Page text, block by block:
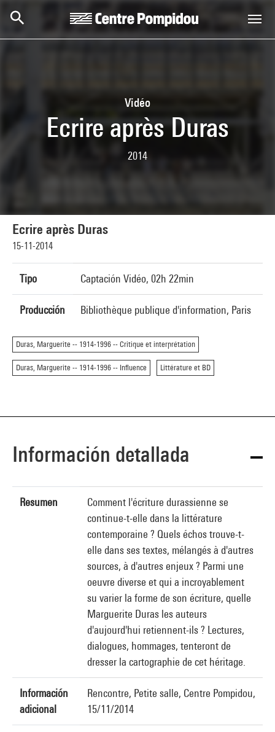
Vidéo
Ecrire après Duras
2014
Ecrire après Duras
15-11-2014
Tipo Captación Vidéo, 02h 22min
Producción Bibliothèque publique d'information, Paris
Duras, Marguerite -- 1914-1996 -- Critique et interprétation
Duras, Marguerite -- 1914-1996 -- Influence Littérature et BD
Información detallada
Resumen
Comment l'écriture durassienne se
continue-t-elle dans la littérature
contemporaine ? Quels échos trouve-t-
elle dans ses textes, mélangés à d'autres
sources, à d'autres enjeux ? Parmi une
oeuvre diverse et qui a incroyablement
su varier la forme de son écriture, quelle
Marguerite Duras les auteurs
d'aujourd'hui retiennent-ils ? Lectures,
dialogues, hommages, tenteront de
dresser la cartographie de cet héritage.
Información
adicional
Rencontre, Petite salle, Centre Pompidou,
15/11/2014